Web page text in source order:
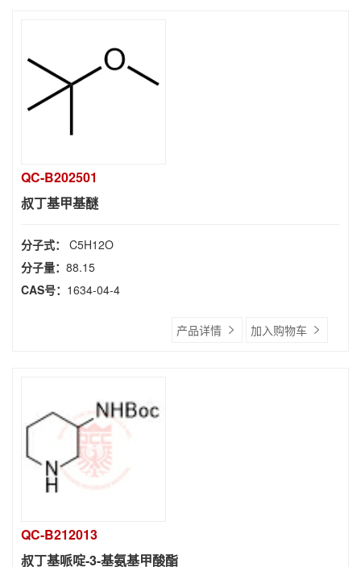
QC-B202501
叔丁基甲基醚
分子式： C5H12O
分子量： 88.15
CAS号： 1634-04-4
产品详情 加入购物车
QC-B212013
叔丁基哌啶-3-基氨基甲酸酯